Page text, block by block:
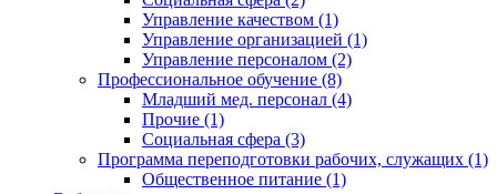
Управление качеством (1)
Управление организацией (1)
Управление персоналом (2)
Профессиональное обучение (8)
Младший мед. персонал (4)
Прочие (1)
Социальная сфера (3)
Программа переподготовки рабочих, служащих (1)
Общественное питание (1)